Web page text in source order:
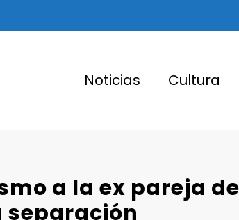
Noticias Cultura
a la ex pareja de
separación